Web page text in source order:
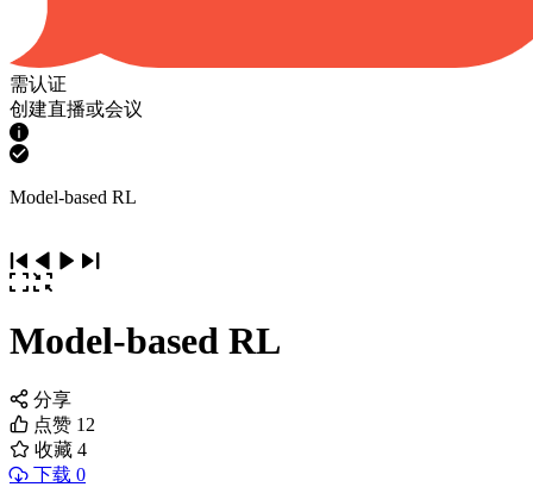
需认证
创建直播或会议
Model-based RL
Model-based RL
分享
点赞 12
收藏 4
下载 0